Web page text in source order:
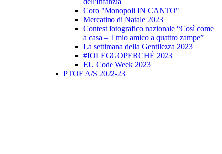
dell'Infanzia
Coro "Monopoli IN CANTO"
Mercatino di Natale 2023
Contest fotografico nazionale “Così come
a casa – il mio amico a quattro zampe”
La settimana della Gentilezza 2023
#IOLEGGOPERCHÉ 2023
EU Code Week 2023
PTOF A/S 2022-23